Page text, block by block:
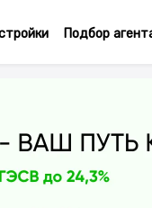
Подбор